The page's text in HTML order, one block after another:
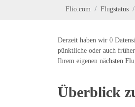
Flio.com Flugstatus
Derzeit haben wir 0
pünktliche oder auch
Ihrem eigenen nächsten
Überblick